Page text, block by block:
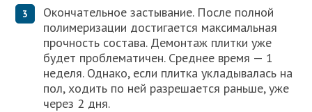
Окончательное застывание. После полной
полимеризации достигается максимальная
прочность состава. Демонтаж плитки уже
будет проблематичен. Среднее время — 1
неделя. Однако, если плитка укладывалась на
пол, ходить по ней разрешается раньше, уже
через 2 дня.